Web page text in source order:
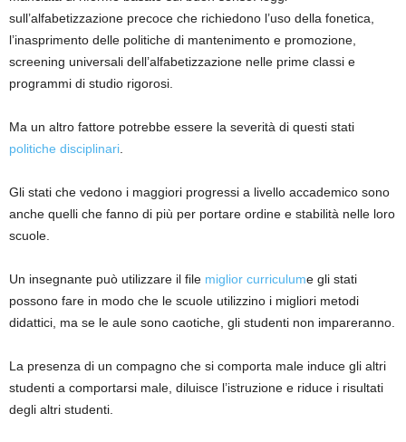
sull’alfabetizzazione precoce che richiedono l’uso della fonetica,
l’inasprimento delle politiche di mantenimento e promozione,
screening universali dell’alfabetizzazione nelle prime classi e
programmi di studio rigorosi.
Ma un altro fattore potrebbe essere la severità di questi stati
politiche disciplinari.
Gli stati che vedono i maggiori progressi a livello accademico sono
anche quelli che fanno di più per portare ordine e stabilità nelle loro
scuole.
Un insegnante può utilizzare il file miglior curriculume gli stati
possono fare in modo che le scuole utilizzino i migliori metodi
didattici, ma se le aule sono caotiche, gli studenti non impareranno.
La presenza di un compagno che si comporta male induce gli altri
studenti a comportarsi male, diluisce l’istruzione e riduce i risultati
degli altri studenti.